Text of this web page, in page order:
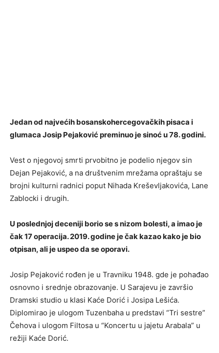
Jedan od najvećih bosanskohercegovačkih pisaca i
glumaca Josip Pejaković preminuo je sinoć u 78. godini.
Vest o njegovoj smrti prvobitno je podelio njegov sin
Dejan Pejaković, a na društvenim mrežama opraštaju se
brojni kulturni radnici poput Nihada Kreševljakovića, Lane
Zablocki i drugih.
U poslednjoj deceniji borio se s nizom bolesti, a imao je
čak 17 operacija. 2019. godine je čak kazao kako je bio
otpisan, ali je uspeo da se oporavi.
Josip Pejaković rođen je u Travniku 1948. gde je pohađao
osnovno i srednje obrazovanje. U Sarajevu je završio
Dramski studio u klasi Kaće Dorić i Josipa Lešića.
Diplomirao je ulogom Tuzenbaha u predstavi “Tri sestre”
Čehova i ulogom Filtosa u “Koncertu u jajetu Arabala” u
režiji Kaće Dorić.